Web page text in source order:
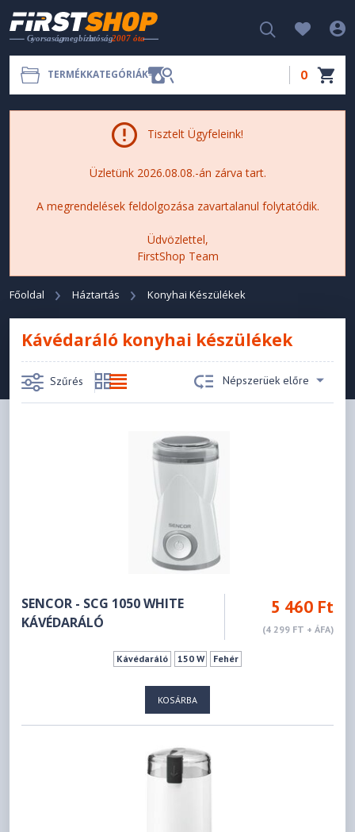
TERMÉKKATEGÓRIÁK 0
Tisztelt Ügyfeleink!
Üzletünk 2026.08.08.-án zárva tart.
A megrendelések feldolgozása zavartalanul folytatódik.
Üdvözlettel,
FirstShop Team
Főoldal Háztartás Konyhai Készülékek
Kávédaráló konyhai készülékek
Szűrés Népszerüek előre
SENCOR - SCG 1050 WHITE
KÁVÉDARÁLÓ
5 460 Ft
(4 299 FT + ÁFA)
Kávédaráló 150 W Fehér
KOSÁRBA